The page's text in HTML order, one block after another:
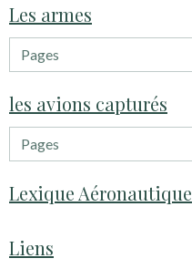
Les armes
les avions capturés
Lexique Aéronautique
Liens